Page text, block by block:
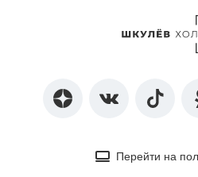
Перейти на